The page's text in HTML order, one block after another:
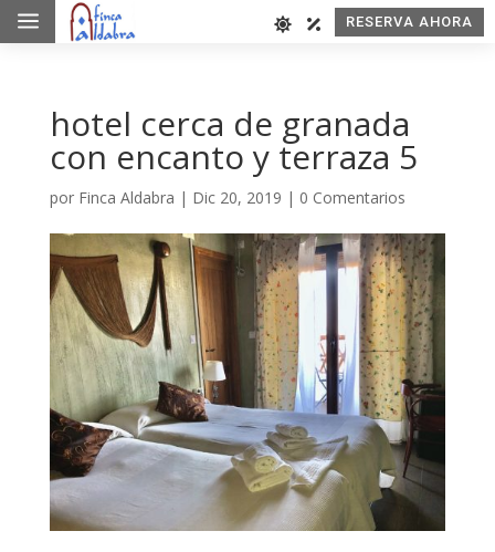
a RESERVA AHORA
hotel cerca de granada
con encanto y terraza 5
por Finca Aldabra | Dic 20, 2019 | 0 Comentarios